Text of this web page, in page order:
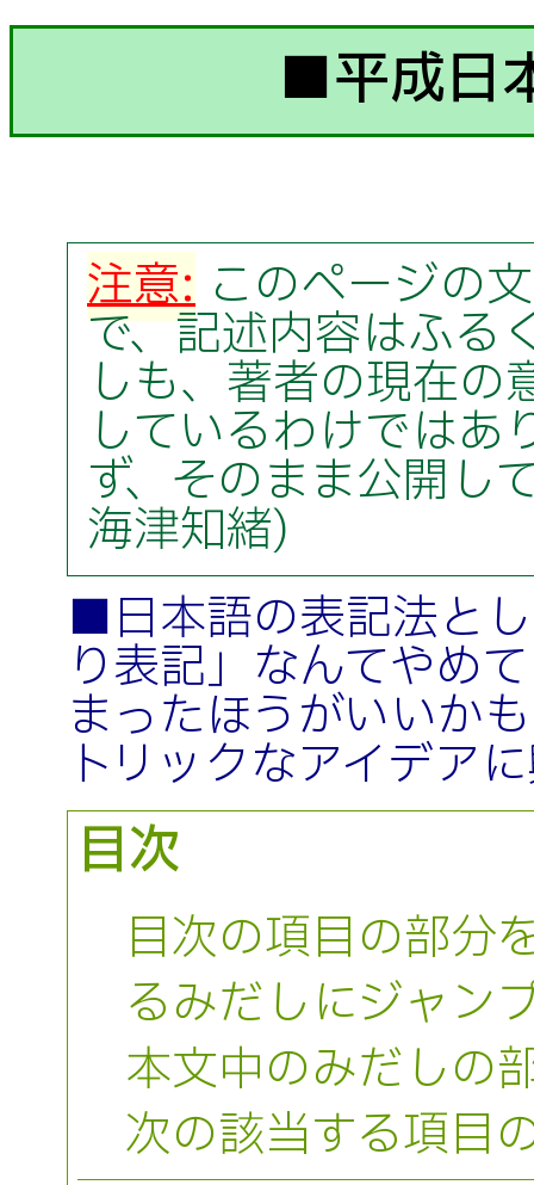
■平成日
注意: このページの
で、記述内容はふる
しも、著者の現在
しているわけではあ
ず、そのまま公開
海津知緒)
■日本語の表記法と
り表記」なんてやめ
まったほうがいいか
トリックなアイデア
目次
目次の項目の部分
るみだしにジャン
本文中のみだしの
次の該当する項目